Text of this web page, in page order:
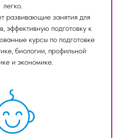
легко.
развивающие занятия для
эффективную подготовку к
курсы по подготовке
биологии, профильной
и экономике.